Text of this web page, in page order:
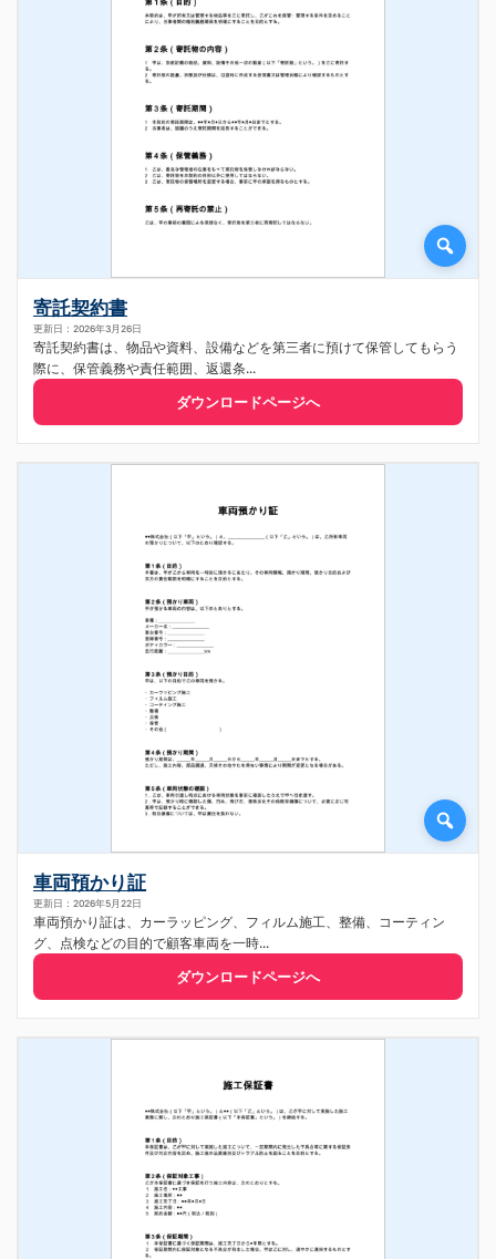
寄託契約書
更新日：2026年3月26日
寄託契約書は、物品や資料、設備などを第三者に預けて保管してもらう
際に、保管義務や責任範囲、返還条...
ダウンロードページへ
車両預かり証
更新日：2026年5月22日
車両預かり証は、カーラッピング、フィルム施工、整備、コーティン
グ、点検などの目的で顧客車両を一時...
ダウンロードページへ